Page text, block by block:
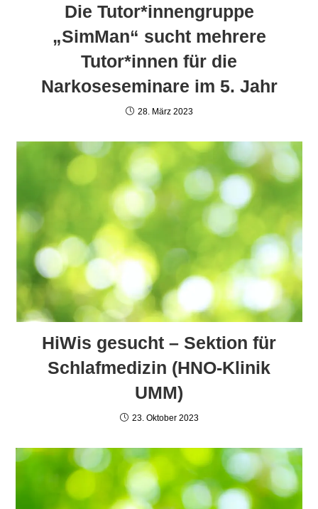
Die Tutor*innengruppe
„SimMan“ sucht mehrere
Tutor*innen für die
Narkoseseminare im 5. Jahr
28. März 2023
HiWis gesucht – Sektion für
Schlafmedizin (HNO-Klinik
UMM)
23. Oktober 2023